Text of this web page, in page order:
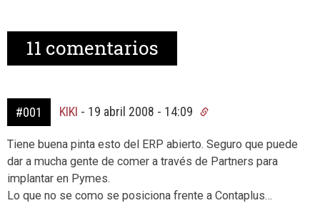
11 comentarios
#001 KIKI - 19 abril 2008 - 14:09
Tiene buena pinta esto del ERP abierto. Seguro que puede
dar a mucha gente de comer a través de Partners para
implantar en Pymes.
Lo que no se como se posiciona frente a Contaplus…